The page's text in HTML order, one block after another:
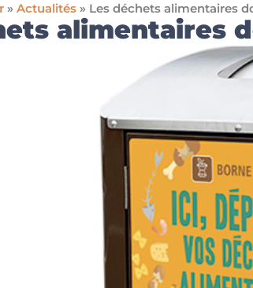
» Actualités » Les déchets alimentaires
alimentaires